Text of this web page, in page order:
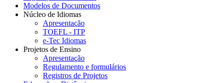
Modelos de Documentos
Núcleo de Idiomas
Apresentação
TOEFL - ITP
e-Tec Idiomas
Projetos de Ensino
Apresentação
Regulamento e formulários
Registros de Projetos